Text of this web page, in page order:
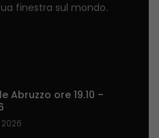
finestra sul mondo.
Abruzzo ore 19.10 –
2026